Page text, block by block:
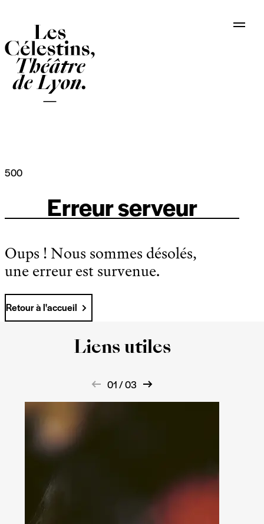
500
Erreur serveur
Oups ! Nous sommes désolés,
une erreur est survenue.
Retour à l'accueil
Liens utiles
01 / 03